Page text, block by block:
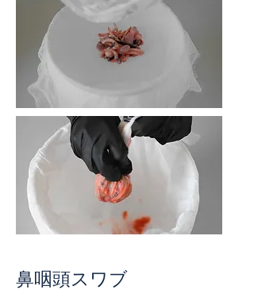
鼻咽頭スワブ